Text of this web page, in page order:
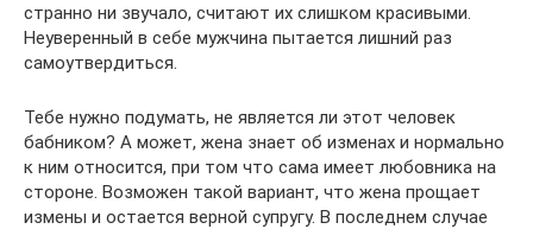
странно ни звучало, считают их слишком красивыми.
Неуверенный в себе мужчина пытается лишний раз
самоутвердиться.
Тебе нужно подумать, не является ли этот человек
бабником? А может, жена знает об изменах и нормально
к ним относится, при том что сама имеет любовника на
стороне. Возможен такой вариант, что жена прощает
измены и остается верной супругу. В последнем случае